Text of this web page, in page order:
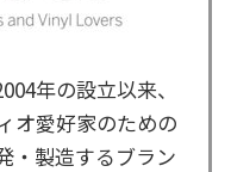
年の設立以来、
オ愛好家のための
・製造するブラン